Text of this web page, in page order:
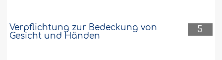
5
Verpflichtung zur Bedeckung von
Gesicht und Händen